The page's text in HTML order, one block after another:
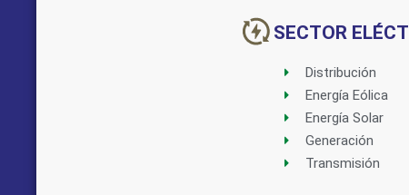
SECTOR
Distribución
Energía Eólica
Energía Solar
Generación
Transmisión